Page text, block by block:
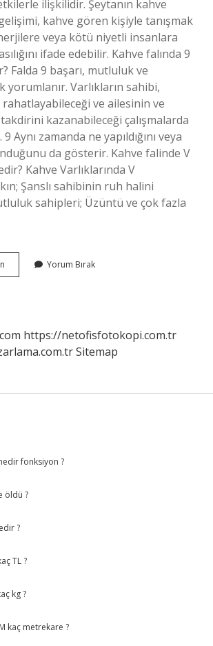
ilişkilidir. Şeytanın kahve
kahve gören kişiyle tanışmak
veya kötü niyetli insanlara
ifade edebilir. Kahve falında 9
Falda 9 başarı, mutluluk ve
Varlıkların sahibi,
ve ailesinin ve
kazanabileceği çalışmalarda
Aynı zamanda ne yapıldığını veya
da gösterir. Kahve falinde V
Kahve Varlıklarında V
Şanslı sahibinin ruh halini
sahipleri; Üzüntü ve çok fazla
Şeytan
Yorum Bırak
https://netofisfotokopi.com.tr
Sitemap
fonksiyon ?
öldü ?
?
TL ?
kg ?
kaç metrekare ?